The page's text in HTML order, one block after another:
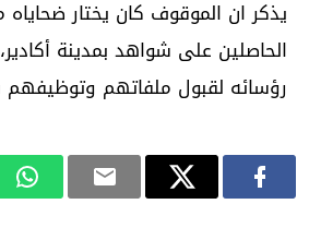
يذكر ان الموقوف كان يختار
الحاصلين على شواهد بمدينة
رؤسائه لقبول ملفاتهم